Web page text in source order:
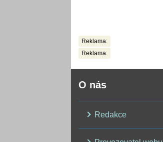
Reklama:
Reklama:
O nás
Redakce